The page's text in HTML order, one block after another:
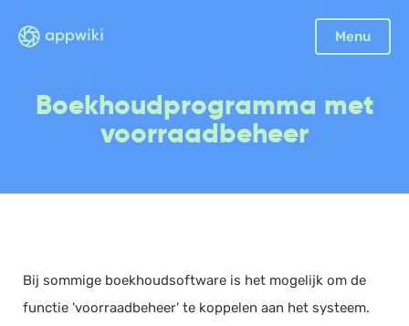
Menu
Sluiten
Facturatie
Scan en herken
Boekhoudprogramma met
voorraadbeheer
Bij sommige boekhoudsoftware is het mogelijk om de
functie 'voorraadbeheer' te koppelen aan het systeem.